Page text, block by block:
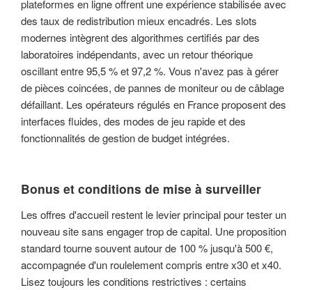
plateformes en ligne offrent une expérience stabilisée avec
des taux de redistribution mieux encadrés. Les slots
modernes intègrent des algorithmes certifiés par des
laboratoires indépendants, avec un retour théorique
oscillant entre 95,5 % et 97,2 %. Vous n'avez pas à gérer
de pièces coincées, de pannes de moniteur ou de câblage
défaillant. Les opérateurs régulés en France proposent des
interfaces fluides, des modes de jeu rapide et des
fonctionnalités de gestion de budget intégrées.
Bonus et conditions de mise à surveiller
Les offres d'accueil restent le levier principal pour tester un
nouveau site sans engager trop de capital. Une proposition
standard tourne souvent autour de 100 % jusqu'à 500 €,
accompagnée d'un roulelement compris entre x30 et x40.
Lisez toujours les conditions restrictives : certains